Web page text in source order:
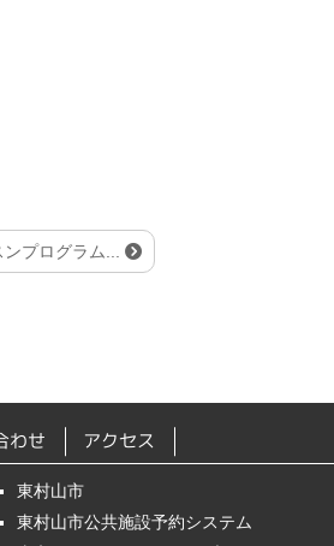
プログラム...
わせ アクセス
東村山市
東村山市公共施設予約システム